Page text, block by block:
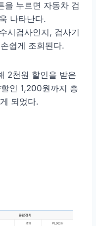
을 누르면 자동차 검
나타난다.
시검사인지, 검사기
쉽게 조회된다.
2천원 할인을 받은
인 1,200원까지 총
되었다.